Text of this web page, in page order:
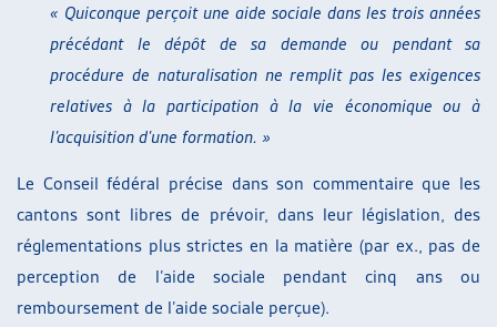
« Quiconque perçoit une aide sociale dans les trois années
précédant le dépôt de sa demande ou pendant sa
procédure de naturalisation ne remplit pas les exigences
relatives à la participation à la vie économique ou à
l’acquisition d’une formation. »
Le Conseil fédéral précise dans son commentaire que les
cantons sont libres de prévoir, dans leur législation, des
réglementations plus strictes en la matière (par ex., pas de
perception de l’aide sociale pendant cinq ans ou
remboursement de l’aide sociale perçue).